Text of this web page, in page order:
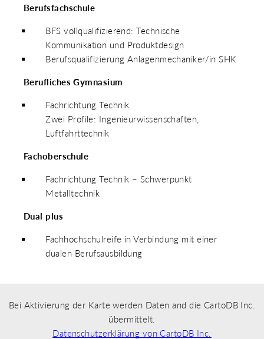
Berufsfachschule
BFS vollqualifizierend: Technische
Kommunikation und Produktdesign
Berufsqualifizierung Anlagenmechaniker/in SHK
Berufliches Gymnasium
Fachrichtung Technik
Zwei Profile: Ingenieurwissenschaften,
Luftfahrttechnik
Fachoberschule
Fachrichtung Technik – Schwerpunkt
Metalltechnik
Dual plus
Fachhochschulreife in Verbindung mit einer
dualen Berufsausbildung
Bei Aktivierung der Karte werden Daten and die CartoDB Inc.
übermittelt.
Datenschutzerklärung von CartoDB Inc.